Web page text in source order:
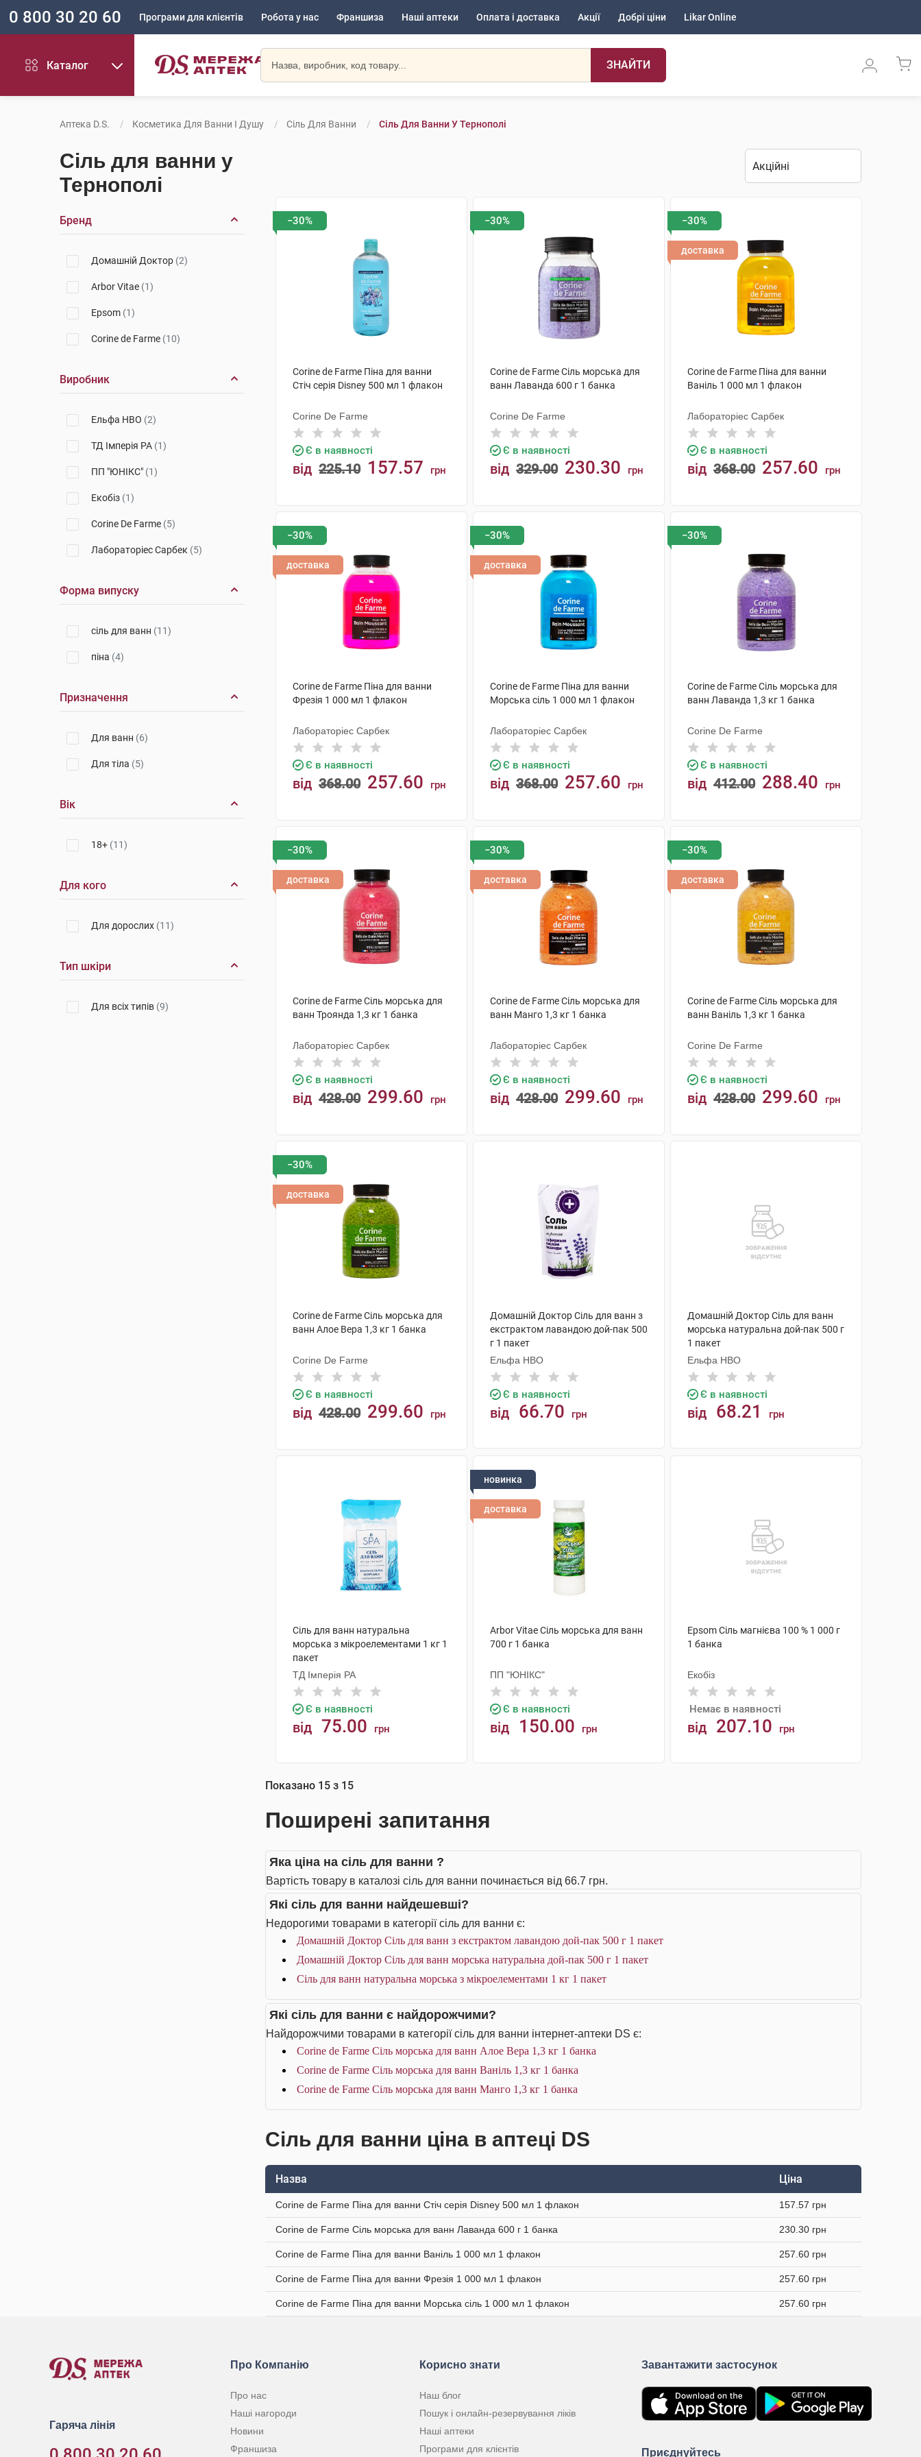
0 800 30 20 60 Програми для клієнтів Робота у нас Франшиза Наші аптеки Оплата і доставка Акції Добрі ціни Likar Online
Каталог ЗНАЙТИ
Аптека D.S. Косметика Для Ванни І Душу Сіль Для Ванни Сіль Для Ванни У Тернополі
Сіль для ванни у
Тернополі
Бренд
Домашній Доктор (2)
Arbor Vitae (1)
Epsom (1)
Corine de Farme (10)
Виробник
Ельфа НВО (2)
ТД Імперія РА (1)
ПП "ЮНІКС" (1)
Екобіз (1)
Corine De Farme (5)
Лабораторіес Сарбек (5)
Форма випуску
сіль для ванн (11)
піна (4)
Призначення
Для ванн (6)
Для тіла (5)
Вік
18+ (11)
Для кого
Для дорослих (11)
Тип шкіри
Для всіх типів (9)
−30%
Corine de Farme Піна для ванни
Стіч серія Disney 500 мл 1 флакон
Corine De Farme
Є в наявності
від 225.10 157.57 грн
−30%
Corine de Farme Сіль морська для
ванн Лаванда 600 г 1 банка
Corine De Farme
Є в наявності
від 329.00 230.30 грн
−30%
доставка
Corine de Farme Піна для ванни
Ваніль 1 000 мл 1 флакон
Лабораторіес Сарбек
Є в наявності
від 368.00 257.60 грн
−30%
доставка
Corine de Farme Піна для ванни
Фрезія 1 000 мл 1 флакон
Лабораторіес Сарбек
Є в наявності
від 368.00 257.60 грн
−30%
доставка
Corine de Farme Піна для ванни
Морська сіль 1 000 мл 1 флакон
Лабораторіес Сарбек
Є в наявності
від 368.00 257.60 грн
−30%
Corine de Farme Сіль морська для
ванн Лаванда 1,3 кг 1 банка
Corine De Farme
Є в наявності
від 412.00 288.40 грн
−30%
доставка
Corine de Farme Сіль морська для
ванн Троянда 1,3 кг 1 банка
Лабораторіес Сарбек
Є в наявності
від 428.00 299.60 грн
−30%
доставка
Corine de Farme Сіль морська для
ванн Манго 1,3 кг 1 банка
Лабораторіес Сарбек
Є в наявності
від 428.00 299.60 грн
−30%
доставка
Corine de Farme Сіль морська для
ванн Ваніль 1,3 кг 1 банка
Corine De Farme
Є в наявності
від 428.00 299.60 грн
−30%
доставка
Corine de Farme Сіль морська для
ванн Алое Вера 1,3 кг 1 банка
Corine De Farme
Є в наявності
від 428.00 299.60 грн
Домашній Доктор Сіль для ванн з
екстрактом лавандою дой-пак 500
г 1 пакет
Ельфа НВО
Є в наявності
від 66.70 грн
Домашній Доктор Сіль для ванн
морська натуральна дой-пак 500 г
1 пакет
Ельфа НВО
Є в наявності
від 68.21 грн
Сіль для ванн натуральна
морська з мікроелементами 1 кг 1
пакет
ТД Імперія РА
Є в наявності
від 75.00 грн
новинка
доставка
Arbor Vitae Сіль морська для ванн
700 г 1 банка
ПП "ЮНІКС"
Є в наявності
від 150.00 грн
Epsom Сіль магнієва 100 % 1 000 г
1 банка
Екобіз
Немає в наявності
від 207.10 грн
Показано 15 з 15
Поширені запитання
Яка ціна на сіль для ванни ?
Вартість товару в каталозі сіль для ванни починається від 66.7 грн.
Які сіль для ванни найдешевші?
Недорогими товарами в категорії сіль для ванни є:
Домашній Доктор Сіль для ванн з екстрактом лавандою дой-пак 500 г 1 пакет
Домашній Доктор Сіль для ванн морська натуральна дой-пак 500 г 1 пакет
Сіль для ванн натуральна морська з мікроелементами 1 кг 1 пакет
Які сіль для ванни є найдорожчими?
Найдорожчими товарами в категорії сіль для ванни інтернет-аптеки DS є:
Corine de Farme Сіль морська для ванн Алое Вера 1,3 кг 1 банка
Corine de Farme Сіль морська для ванн Ваніль 1,3 кг 1 банка
Corine de Farme Сіль морська для ванн Манго 1,3 кг 1 банка
Сіль для ванни ціна в аптеці DS
Назва Ціна
Corine de Farme Піна для ванни Стіч серія Disney 500 мл 1 флакон 157.57 грн
Corine de Farme Сіль морська для ванн Лаванда 600 г 1 банка 230.30 грн
Corine de Farme Піна для ванни Ваніль 1 000 мл 1 флакон 257.60 грн
Corine de Farme Піна для ванни Фрезія 1 000 мл 1 флакон 257.60 грн
Corine de Farme Піна для ванни Морська сіль 1 000 мл 1 флакон 257.60 грн
Гаряча лінія
Про Компанію
Про нас
Наші нагороди
Новини
Франшиза
Корисно знати
Наш блог
Пошук і онлайн-резервування ліків
Наші аптеки
Програми для клієнтів
Завантажити застосунок
Приєднуйтесь